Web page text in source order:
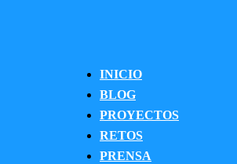
INICIO
BLOG
PROYECTOS
RETOS
PRENSA